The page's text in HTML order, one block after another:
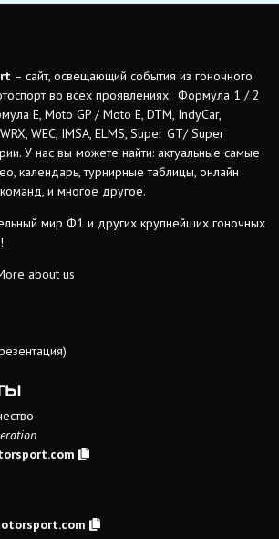
– сайт, освещающий события из гоночного
во всех проявлениях: Формула 1 / 2
Е, Moto GP / Moto E, DTM, IndyCar,
WRX, WEC, IMSA, ELMS, Super GT/ Super
У нас вы можете найти: актуальные самые
календарь, турнирные таблицы, онлайн
и многое другое.
мир Ф1 и других крупнейших гоночных
about us